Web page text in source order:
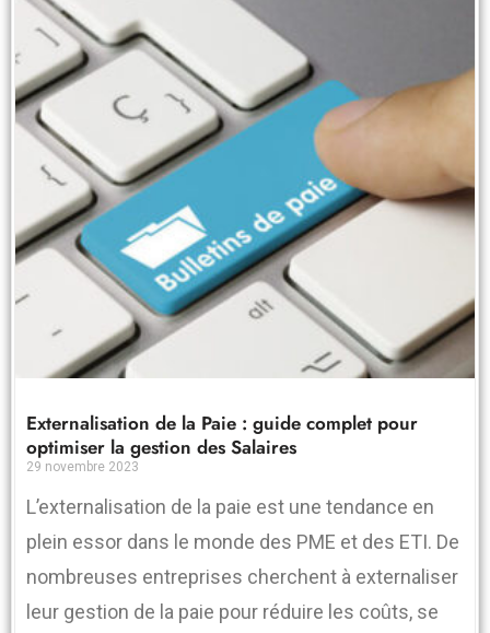
Externalisation de la Paie : guide complet pour
optimiser la gestion des Salaires
29 novembre 2023
L’externalisation de la paie est une tendance en
plein essor dans le monde des PME et des ETI. De
nombreuses entreprises cherchent à externaliser
leur gestion de la paie pour réduire les coûts, se